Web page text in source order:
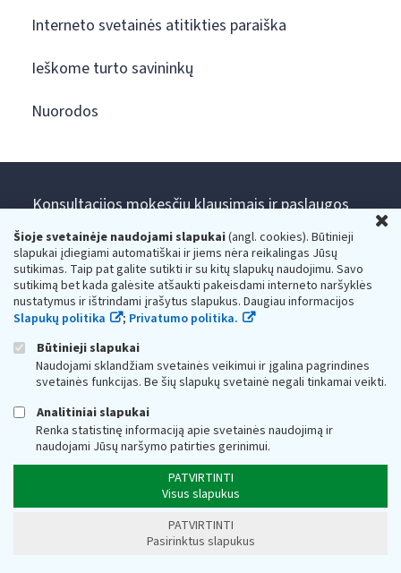
Šioje svetainėje naudojami slapukai(angl. cookies). Būtinieji
slapukai įdiegiami automatiškai ir jiems nėra reikalingas Jūsų
sutikimas. Taip pat galite sutikti ir su kitų slapukų naudojimu. Savo
sutikimą bet kada galėsite atšaukti pakeisdami interneto naršyklės
nustatymus ir ištrindami įrašytus slapukus. Daugiau informacijos
Slapukų politika
; Privatumo politika.
Būtinieji slapukai
Naudojami sklandžiam svetainės veikimui ir įgalina pagrindines
svetainės funkcijas. Be šių slapukų svetainė negali tinkamai veikti.
Analitiniai slapukai
Renka statistinę informaciją apie svetainės naudojimą ir
naudojami Jūsų naršymo patirties gerinimui.
PATVIRTINTI
Visus slapukus
PATVIRTINTI
Pasirinktus slapukus
Interneto svetainės atitikties paraiška
Ieškome turto savininkų
Nuorodos
Konsultacijos mokesčių klausimais ir paslaugos
+370 5 260 5060
Darbo laikas: I-IV 8.00-17.00, V 8.00-15.45.
Prieššventinę dieną - viena valanda trumpiau.
Kiekvieno mėnesio antrą penktadienį 8.00 val. - 12.00 val.
Paklausimas perMano VMI
Valstybinė mokesčių inspekcija prie Lietuvos
Respublikos finansų ministerijos
Biudžetinė įstaiga. Juridinio asmens kodas — 188659752,
adresas: Vasario 16-osios g. 14, 01107 Vilnius, Lietuva, el.paštas:
, E. pristatymo dėžutės adresas 188659752
Duomenys apie Valstybinę mokesčių inspekciją prie Lietuvos
Respublikos finansų ministerijos kaupiami ir saugomi Juridinių